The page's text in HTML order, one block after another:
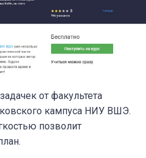
от факультета
кампуса НИУ ВШЭ.
позволит